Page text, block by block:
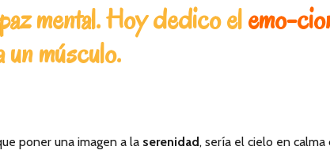
mental. Hoy dedico elemo-
músculo.
poner una imagen a la serenidad, sería el cielo en calma